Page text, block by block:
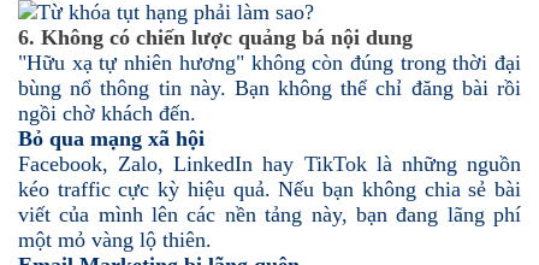
6. Không có chiến lược quảng bá nội dung
"Hữu xạ tự nhiên hương" không còn đúng trong thời đại
bùng nổ thông tin này. Bạn không thể chỉ đăng bài rồi
ngồi chờ khách đến.
Bỏ qua mạng xã hội
Facebook, Zalo, LinkedIn hay TikTok là những nguồn
kéo traffic cực kỳ hiệu quả. Nếu bạn không chia sẻ bài
viết của mình lên các nền tảng này, bạn đang lãng phí
một mỏ vàng lộ thiên.